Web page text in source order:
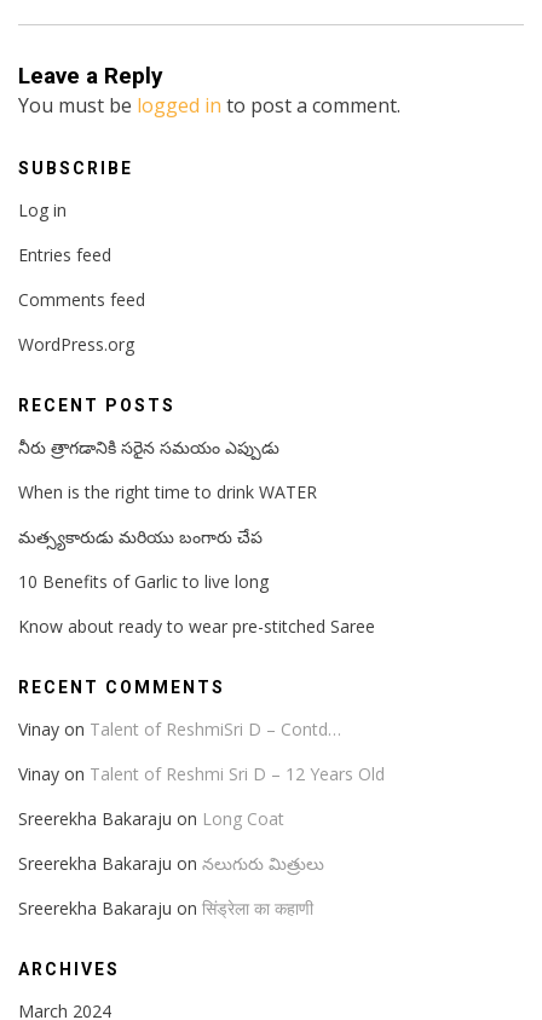
Leave a Reply
You must be logged in to post a comment.
SUBSCRIBE
Log in
Entries feed
Comments feed
WordPress.org
RECENT POSTS
నీరు త్రాగడానికి సరైన సమయం ఎప్పుడు
When is the right time to drink WATER
మత్స్యకారుడు మరియు బంగారు చేప
10 Benefits of Garlic to live long
Know about ready to wear pre-stitched Saree
RECENT COMMENTS
Vinay on Talent of ReshmiSri D – Contd…
Vinay on Talent of Reshmi Sri D – 12 Years Old
Sreerekha Bakaraju on Long Coat
Sreerekha Bakaraju on నలుగురు మిత్రులు
Sreerekha Bakaraju on सिंड्रेला का कहाणी
ARCHIVES
March 2024